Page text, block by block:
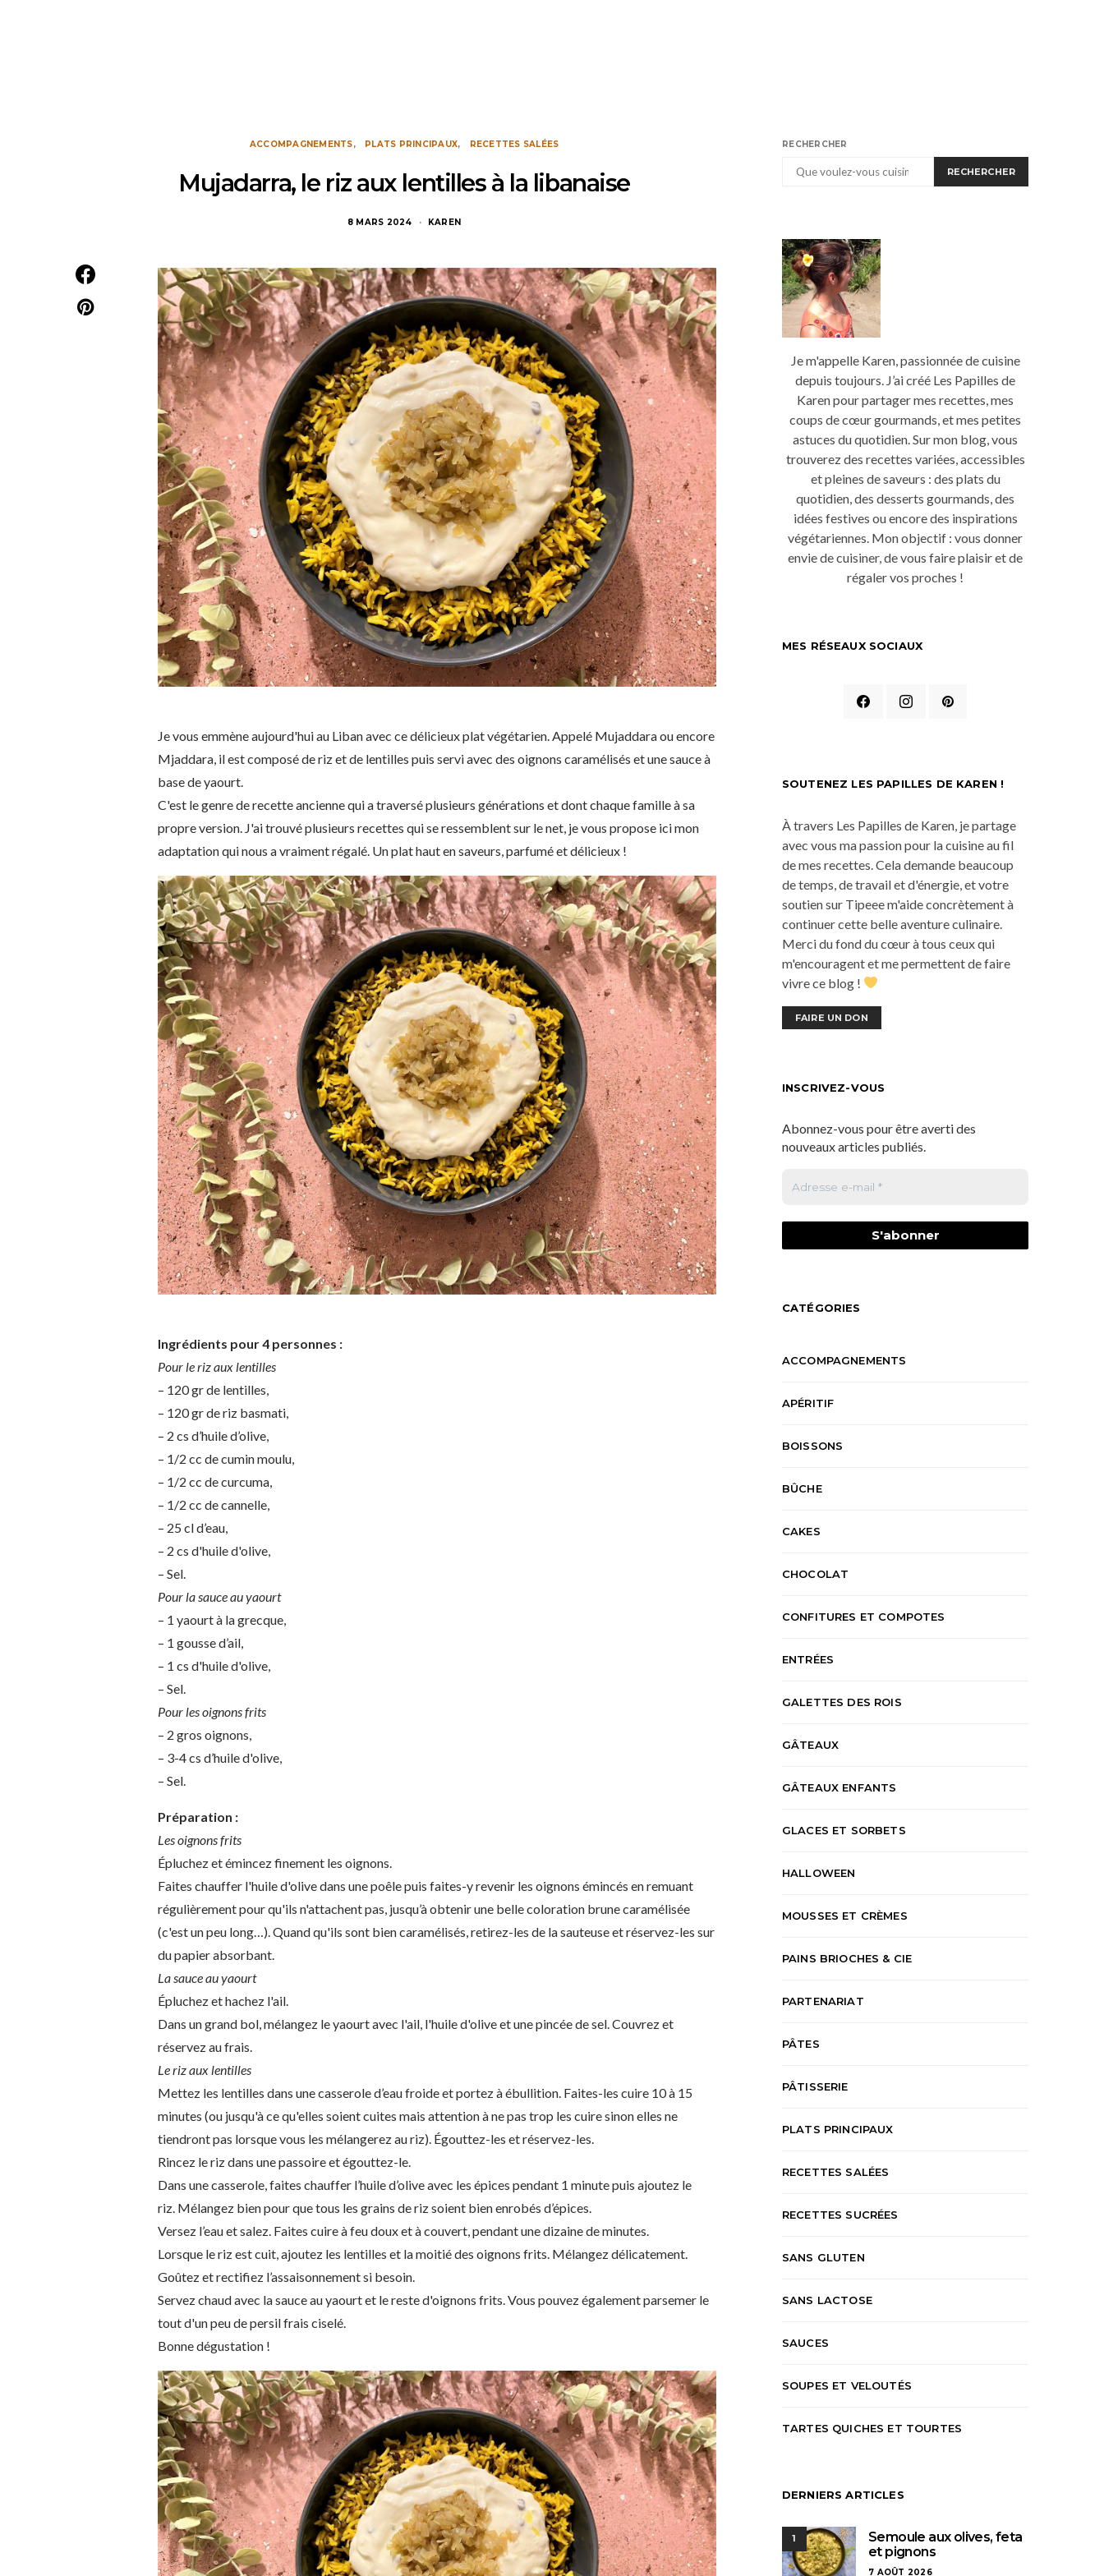
ACCOMPAGNEMENTS PLATS PRINCIPAUX RECETTES SALÉES
Mujadarra, le riz aux lentilles à la libanaise
8 MARS 2024 KAREN
Je vous emmène aujourd'hui au Liban avec ce délicieux plat végétarien. Appelé Mujaddara ou encore
Mjaddara, il est composé de riz et de lentilles puis servi avec des oignons caramélisés et une sauce à
base de yaourt.
C'est le genre de recette ancienne qui a traversé plusieurs générations et dont chaque famille à sa
propre version. J'ai trouvé plusieurs recettes qui se ressemblent sur le net, je vous propose ici mon
adaptation qui nous a vraiment régalé. Un plat haut en saveurs, parfumé et délicieux !
Ingrédients pour 4 personnes :
Pour le riz aux lentilles
– 120 gr de lentilles,
– 120 gr de riz basmati,
– 2 cs d’huile d’olive,
– 1/2 cc de cumin moulu,
– 1/2 cc de curcuma,
– 1/2 cc de cannelle,
– 25 cl d’eau,
– 2 cs d'huile d'olive,
– Sel.
Pour la sauce au yaourt
– 1 yaourt à la grecque,
– 1 gousse d’ail,
– 1 cs d'huile d'olive,
– Sel.
Pour les oignons frits
– 2 gros oignons,
– 3-4 cs d’huile d'olive,
– Sel.
Préparation :
Les oignons frits
Épluchez et émincez finement les oignons.
Faites chauffer l'huile d'olive dans une poêle puis faites-y revenir les oignons émincés en remuant
régulièrement pour qu'ils n'attachent pas, jusqu’à obtenir une belle coloration brune caramélisée
(c'est un peu long…). Quand qu'ils sont bien caramélisés, retirez-les de la sauteuse et réservez-les sur
du papier absorbant.
La sauce au yaourt
Épluchez et hachez l'ail.
Dans un grand bol, mélangez le yaourt avec l'ail, l'huile d'olive et une pincée de sel. Couvrez et
réservez au frais.
Le riz aux lentilles
Mettez les lentilles dans une casserole d’eau froide et portez à ébullition. Faites-les cuire 10 à 15
minutes (ou jusqu'à ce qu'elles soient cuites mais attention à ne pas trop les cuire sinon elles ne
tiendront pas lorsque vous les mélangerez au riz). Égouttez-les et réservez-les.
Rincez le riz dans une passoire et égouttez-le.
Dans une casserole, faites chauffer l’huile d’olive avec les épices pendant 1 minute puis ajoutez le
riz. Mélangez bien pour que tous les grains de riz soient bien enrobés d’épices.
Versez l’eau et salez. Faites cuire à feu doux et à couvert, pendant une dizaine de minutes.
Lorsque le riz est cuit, ajoutez les lentilles et la moitié des oignons frits. Mélangez délicatement.
Goûtez et rectifiez l’assaisonnement si besoin.
Servez chaud avec la sauce au yaourt et le reste d'oignons frits. Vous pouvez également parsemer le
tout d'un peu de persil frais ciselé.
Bonne dégustation !
RECHERCHER
RECHERCHER
Je m'appelle Karen, passionnée de cuisine
depuis toujours. J’ai créé Les Papilles de
Karen pour partager mes recettes, mes
coups de cœur gourmands, et mes petites
astuces du quotidien. Sur mon blog, vous
trouverez des recettes variées, accessibles
et pleines de saveurs : des plats du
quotidien, des desserts gourmands, des
idées festives ou encore des inspirations
végétariennes. Mon objectif : vous donner
envie de cuisiner, de vous faire plaisir et de
régaler vos proches !
MES RÉSEAUX SOCIAUX
SOUTENEZ LES PAPILLES DE KAREN !
À travers Les Papilles de Karen, je partage
avec vous ma passion pour la cuisine au fil
de mes recettes. Cela demande beaucoup
de temps, de travail et d'énergie, et votre
soutien sur Tipeee m'aide concrètement à
continuer cette belle aventure culinaire.
Merci du fond du cœur à tous ceux qui
m'encouragent et me permettent de faire
vivre ce blog !
FAIRE UN DON
INSCRIVEZ-VOUS
Abonnez-vous pour être averti des
nouveaux articles publiés.
CATÉGORIES
ACCOMPAGNEMENTS
APÉRITIF
BOISSONS
BÛCHE
CAKES
CHOCOLAT
CONFITURES ET COMPOTES
ENTRÉES
GALETTES DES ROIS
GÂTEAUX
GÂTEAUX ENFANTS
GLACES ET SORBETS
HALLOWEEN
MOUSSES ET CRÈMES
PAINS BRIOCHES & CIE
PARTENARIAT
PÂTES
PÂTISSERIE
PLATS PRINCIPAUX
RECETTES SALÉES
RECETTES SUCRÉES
SANS GLUTEN
SANS LACTOSE
SAUCES
SOUPES ET VELOUTÉS
TARTES QUICHES ET TOURTES
DERNIERS ARTICLES
1
Semoule aux olives, feta
et pignons
7 AOÛT 2026